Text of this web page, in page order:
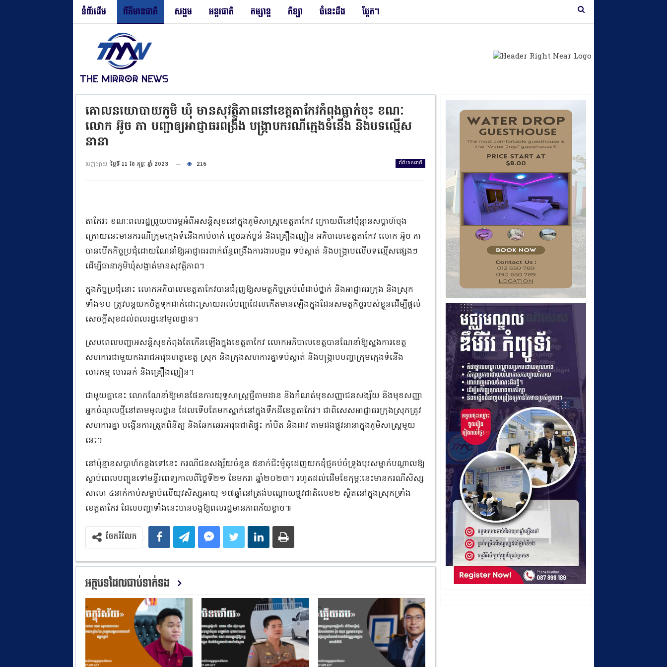
ទំព័រដើម ព័ត៌មានជាតិ សង្គម អន្តរជាតិ កម្សាន្ត កីឡា ចំនេះដឹង ប្លែកៗ
គោលនយោបាយភូមិ ឃុំ មានសុវត្ថិភាពនៅខេត្តតាកែវកំពុងធ្លាក់ចុះ ខណៈ
លោក អ៊ូច ភា បញ្ជាឲ្យអាជ្ញាធរពង្រឹង បង្រ្កាបករណីក្មេងទំនើង និងបទល្មើស
នានា
ព័ត៌មានជាតិ
ចេញផ្សាយ ថ្ងៃទី 11 ខែ កុម្ភៈ ឆ្នាំ 2023 216
តាកែវ៖ ខណៈពលរដ្ឋព្រួយបារម្ភអំពីអសន្តិសុខនៅក្នុងភូមិសាស្ត្រខេត្តតាកែវ ក្រោយពីនៅប៉ុន្មានសប្តាហ៍ចុង
ក្រោយនេះមានករណីក្រុមក្មេងទំនើងកាប់ចាក់ លួចឆក់ប្លន់ និងគ្រឿងញៀន អភិបាលខេត្តតាកែវ លោក អ៊ូច ភា
បានបើកកិច្ចប្រជុំដោយណែនាំឱ្យអាជ្ញាធរពាក់ព័ន្ធពង្រឹងការងារបង្ការ ទប់ស្កាត់ និងបង្រ្កាបលើបទល្មើសផ្សេងៗ
ដើម្បីធានាភូមិឃុំសង្កាត់មានសុវត្ថិភាព។
ក្នុងកិច្ចប្រជុំនោះ លោកអភិបាលខេត្តតាកែវបានជំរុញឱ្យសមត្ថកិច្ចគ្រប់លំដាប់ថ្នាក់ និងអាជ្ញាធរក្រុង និងស្រុក
ទាំង១០ ត្រូវបន្តយកចិត្តទុកដាក់ដោះស្រាយរាល់បញ្ហាដែលកើតមានឡើងក្នុងដែនសមត្ថកិច្ចរបស់ខ្លួនដើម្បីផ្តល់
សេចក្តីសុខដល់ពលរដ្ឋនៅមូលដ្ឋាន។
ស្របពេលបញ្ហាអសន្តិសុខកំពុងតែកើនឡើងក្នុងខេត្តតាកែវ លោកអភិបាលខេត្តបានណែនាំឱ្យស្នងការខេត្ត
សហការជាមួយកងរាជអាវុធហត្ថខេត្ត ស្រុក និងក្រុងសហការគ្នាទប់ស្កាត់ និងបង្រ្កាបបញ្ហាក្រុមក្មេងទំនើង
ចោរកម្ម ចោរឆក់ និងគ្រឿងញៀន។
ជាមួយគ្នានេះ លោកណែនាំឱ្យមានផែនការយុទ្ធសាស្ត្រថ្មីតាមដាន និងកំណត់មុខសញ្ញាជនសង្ស័យ និងមុខសញ្ញា
អ្នកចំណូលថ្មីនៅតាមមូលដ្ឋាន ដែលទើបតែមកស្នាក់នៅក្នុងទឹកដីខេត្តតាកែវ។ ជាពិសេសអាជ្ញាធរក្រុងស្រុកត្រូវ
សហការគ្នា បង្កើនការត្រួតពិនិត្យ និងឆែកឆេរអាវុធជាតិផ្ទុះ កាំបិត និងដាវ តាមដងផ្លូវនានាក្នុងភូមិសាស្ត្រមួយ
នេះ។
នៅប៉ុន្មានសប្តាហ៍កន្លងទៅនេះ ករណីជនសង្ស័យចំនួន ៥នាក់ជិះម៉ូតូដេញយកដុំថ្មគប់ចំទ្រូងបុរសម្នាក់បណ្តាលឱ្យ
ស្លាប់ពេលបញ្ជូនទៅមន្ទីរពេទ្យកាលពីថ្ងៃទី២១ ខែមករា ឆ្នាំ២០២៣។ រហូតដល់ដើមខែកុម្ភៈនេះមានករណីសិស្ស
សាលា ៤នាក់កាប់សម្លាប់លើយុវសិស្សអាយុ ១៧ឆ្នាំនៅត្រង់បណ្ដោយផ្លូវជាតិលេខ២ ស្ថិតនៅក្នុងស្រុកទ្រាំង
ខេត្តតាកែវ ដែលបញ្ហាទាំងនេះបានបង្កឱ្យពលរដ្ឋមានភាពភ័យខ្លាច៕
ចែករំលែក
អត្ថបទដែលជាប់ទាក់ទង